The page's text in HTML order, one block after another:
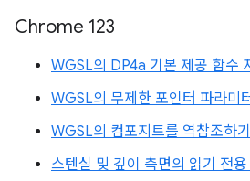
Chrome 123
WGSL의 DP4a 기본 제공 함수
WGSL의 무제한 포인터 파라미
WGSL의 컴포지트를 역참조하
스텐실 및 깊이 측면의 읽기 전용